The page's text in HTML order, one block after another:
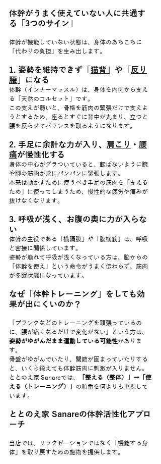
体幹がうまく使えていない人に共通す
る「3つのサイン」
体幹が機能していない状態は、身体のあちこちに
「代わりの負担」を生み出します。
1. 姿勢を維持できず「 猫背 」や「 反り
腰 」になる
体幹（インナーマッスル）は、身体を内側から支え
る「天然のコルセット」です。
この支えが弱いと、骨格を筋肉の緊張だけで支えよ
うとするため、座るとすぐに背中が丸まり、立つと
腰を反らせてバランスを取るようになります。
2. 手足に余計な力が入り、 肩こり ・ 腰
痛が慢性化する
身体の中心がグラついていると、転ばないように腕
や脚の筋肉が常にパンパンに緊張します。
本来は動かすために使うべき手足の筋肉を「支える
ため」に使ってしまうため、慢性的な疲労や痛みが
抜けなくなります。
3. 呼吸が浅く、お腹の奥に力が入らな
い
体幹の主役である「横隔膜」や「腹横筋」は、呼吸
と密接に関係しています。
姿勢が崩れて呼吸が浅くなっている方は、脳からの
「体幹を使え」という命令がうまく伝わらず、筋肉
が冬眠状態になっています。
なぜ「体幹トレーニング」をしても効
果が出にくいのか？
「プランクなどのトレーニングを頑張っているの
に、腰が痛くなるだけで変化がない」という方は、
姿勢がゆがんだまま運動している可能性がありま
す。
骨盤がゆがんでいたり、関節が固まっていたりする
と、いくら鍛えても体幹筋肉に刺激が入りません。
ととのえ家 Sanareでは、
「整える（整体）」→「使
える（トレーニング）」 の順番を何よりも重視して
います。
ととのえ家 Sanareの体幹活性化アプロ
ーチ
当店では、リラクゼーションではなく「機能する身
体」を取り戻すための施術を提供します。